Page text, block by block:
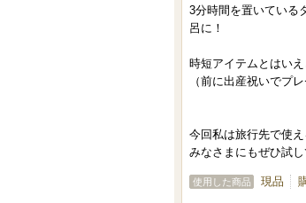
3分時間を置いている
呂に！
時短アイテムとはい
（前に出産祝いでプ
今回私は旅行先で使
みなさまにもぜひ試
使用した商品 現品